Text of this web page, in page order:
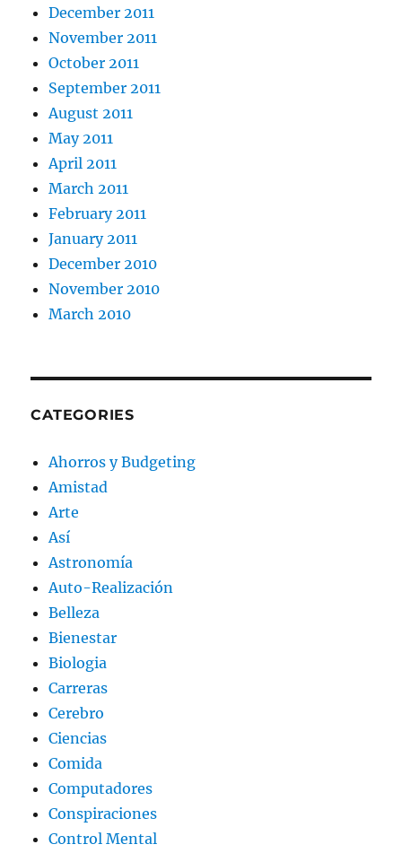
December 2011
November 2011
October 2011
September 2011
August 2011
May 2011
April 2011
March 2011
February 2011
January 2011
December 2010
November 2010
March 2010
CATEGORIES
Ahorros y Budgeting
Amistad
Arte
Así
Astronomía
Auto-Realización
Belleza
Bienestar
Biologia
Carreras
Cerebro
Ciencias
Comida
Computadores
Conspiraciones
Control Mental